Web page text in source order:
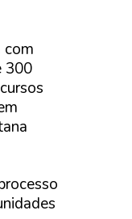
com
300